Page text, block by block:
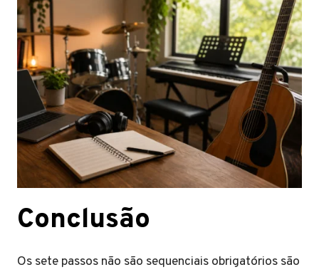
Conclusão
Os sete passos não são sequenciais obrigatórios são